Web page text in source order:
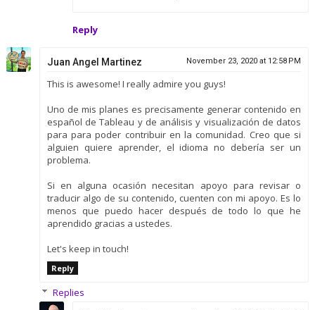
Reply
Juan Angel Martinez November 23, 2020 at 12:58 PM
This is awesome! I really admire you guys!
Uno de mis planes es precisamente generar contenido en
español de Tableau y de análisis y visualización de datos
para para poder contribuir en la comunidad. Creo que si
alguien quiere aprender, el idioma no debería ser un
problema.
Si en alguna ocasión necesitan apoyo para revisar o
traducir algo de su contenido, cuenten con mi apoyo. Es lo
menos que puedo hacer después de todo lo que he
aprendido gracias a ustedes.
Let's keep in touch!
Reply
Replies